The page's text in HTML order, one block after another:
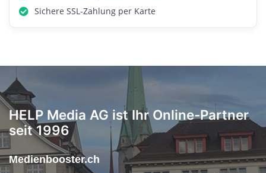
Sichere SSL-Zahlung per Karte
HELP Media AG ist Ihr Online-Partner
seit 1996
Medienbooster.ch